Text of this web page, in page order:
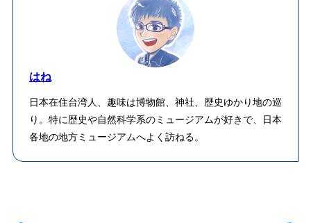
はね
日本在住台湾人、趣味は博物館、神社、歴史ゆかり地の巡
り。特に歴史や自然科学系のミュージアムが好きで、日本
各地の地方ミュージアムへよく訪ねる。